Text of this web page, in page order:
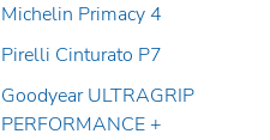
Michelin Primacy 4
Pirelli Cinturato P7
Goodyear ULTRAGRIP
PERFORMANCE +